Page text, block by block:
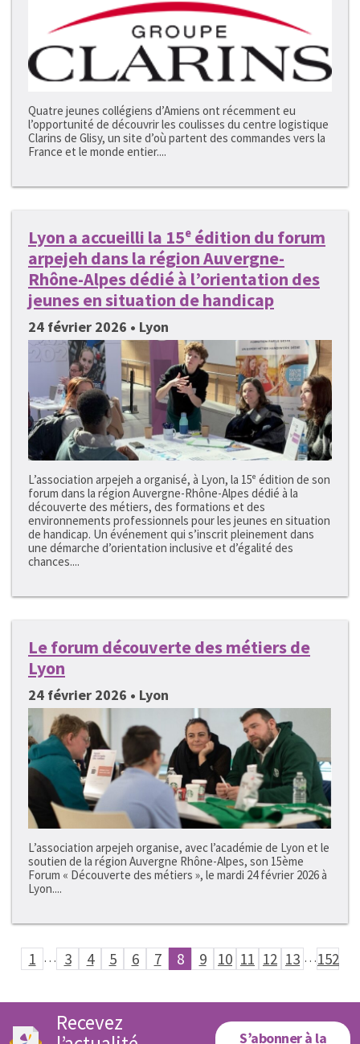
Quatre jeunes collégiens d’Amiens ont récemment eu
l’opportunité de découvrir les coulisses du centre logistique
Clarins de Glisy, un site d’où partent des commandes vers la
France et le monde entier....
Lyon a accueilli la 15ᵉ édition du forum
arpejeh dans la région Auvergne-
Rhône-Alpes dédié à l’orientation des
jeunes en situation de handicap
24 février 2026 • Lyon
L’association arpejeh a organisé, à Lyon, la 15ᵉ édition de son
forum dans la région Auvergne-Rhône-Alpes dédié à la
découverte des métiers, des formations et des
environnements professionnels pour les jeunes en situation
de handicap. Un événement qui s’inscrit pleinement dans
une démarche d’orientation inclusive et d’égalité des
chances....
Le forum découverte des métiers de
Lyon
24 février 2026 • Lyon
L’association arpejeh organise, avec l’académie de Lyon et le
soutien de la région Auvergne Rhône-Alpes, son 15ème
Forum « Découverte des métiers », le mardi 24 février 2026 à
Lyon....
1 … 3 4 5 6 7 8 9 10 11 12 13 …152
Recevez
S’abonner à la